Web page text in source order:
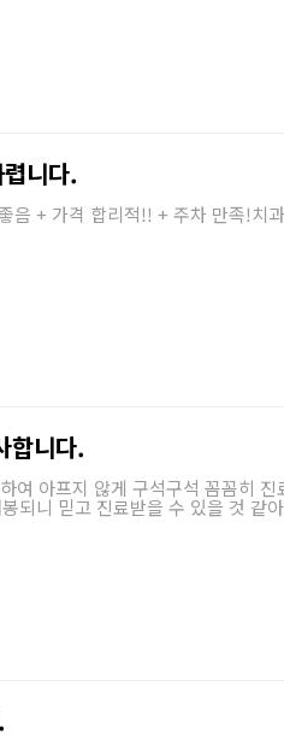
니다.
음 + 가격 합리적!! + 주차 만족!치
합니다.
여 아프지 않게 구석구석 꼼꼼히
되니 믿고 진료받을 수 있을 것 같